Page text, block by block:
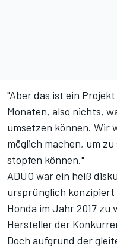
"Aber das ist ein
Monaten, also nichts,
umsetzen können. Wir
möglich machen, um
stopfen können."
ADUO war ein heiß
ursprünglich konzipiert
Honda im Jahr 2017 zu
Hersteller der
Doch aufgrund der